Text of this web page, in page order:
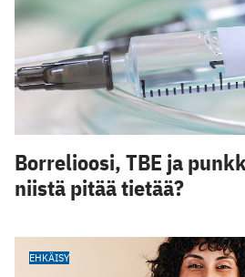
Borrelioosi, TBE ja
niistä pitää tietää?
EHKÄISY